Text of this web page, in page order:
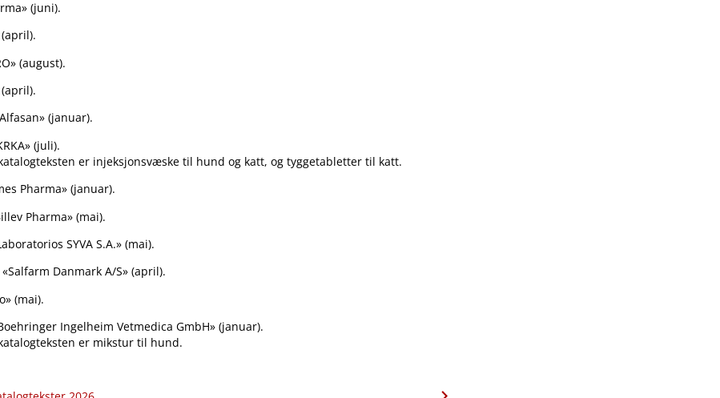
(juni).
(august).
(januar).
(juli).
er injeksjonsvæske til hund og katt, og tyggetabletter til katt.
Pharma» (januar).
Pharma» (mai).
SYVA S.A.» (mai).
«Salfarm Danmark A​/​S» (april).
(mai).
Ingelheim Vetmedica GmbH» (januar).
er mikstur til hund.